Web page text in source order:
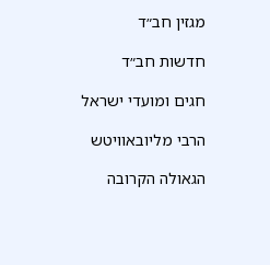
מגזין חב״ד
חדשות חב״ד
חגים ומועדי ישראל
הרבי מליובאוויטש
הגאולה הקרובה